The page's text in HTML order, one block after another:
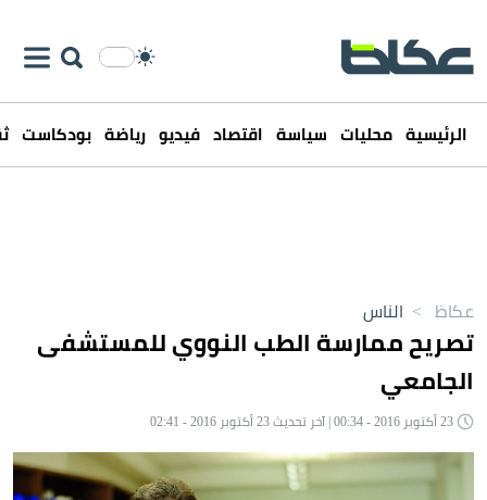
الرئيسية محليات سياسة اقتصاد فيديو رياضة بودكاست
عكاظ > الناس
تصريح ممارسة الطب النووي للمستشفى
الجامعي